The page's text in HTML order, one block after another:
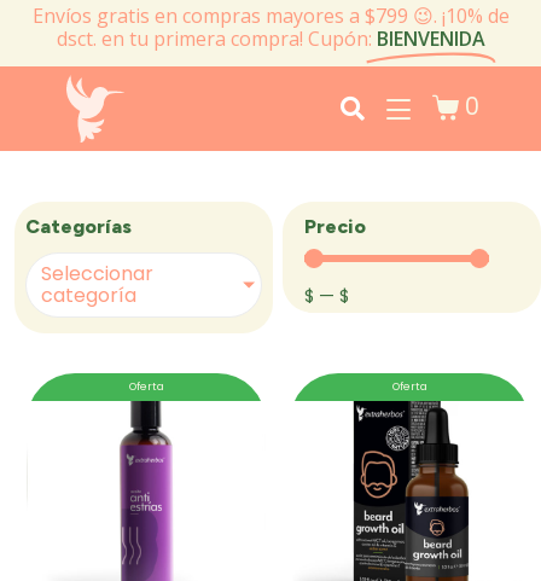
Envíos gratis en compras mayores a $799 😉. ¡10% de
dsct. en tu primera compra! Cupón: BIENVENIDA
0
Categorías
Seleccionar
categoría
Precio
$ — $
Oferta Oferta